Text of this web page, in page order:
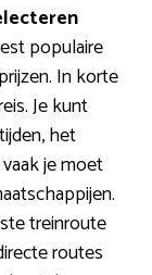
populaire
In korte
Je kunt
het
je moet
treinroute
routes